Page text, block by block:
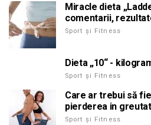
Miracle dieta
comentarii,
Sport și Fitness
Dieta „10“ -
Sport și Fitness
Care ar trebui să
pierderea in
Sport și Fitness